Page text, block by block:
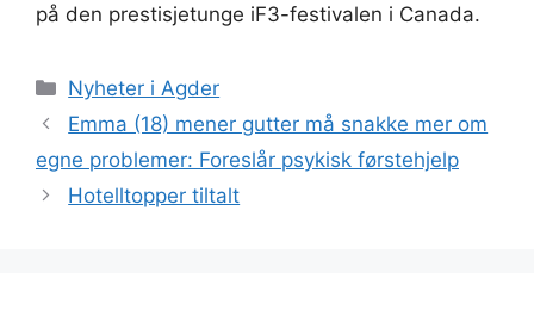
på den prestisjetunge iF3-festivalen i Canada.
Kategorier
Nyheter i Agder
Emma (18) mener gutter må snakke mer om
egne problemer: Foreslår psykisk førstehjelp
Hotelltopper tiltalt